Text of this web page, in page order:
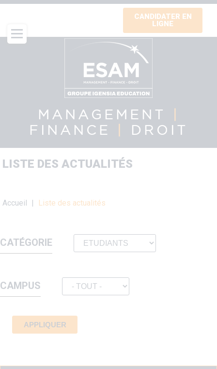
Aller
contenu
principal
CANDIDATER EN
LIGNE
MANAGEMENT
FINANCE
DROIT
LISTE DES ACTUALITÉS
Fil
Accueil Liste des actualités
CATÉGORIE
CAMPUS